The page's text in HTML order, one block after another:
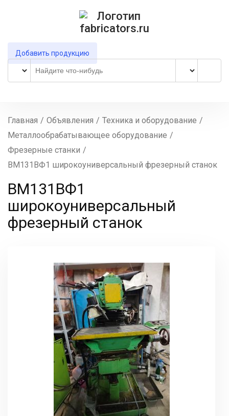
Добавить продукцию
Главная / Объявления / Техника и оборудование /
Металлообрабатывающее оборудование /
Фрезерные станки /
ВМ131ВФ1 широкоуниверсальный фрезерный станок
ВМ131ВФ1
широкоуниверсальный
фрезерный станок